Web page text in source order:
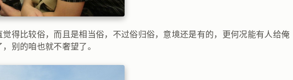
得比较俗，而且是相当俗，不过俗归俗，意境还是有的，更何况能有人给俺
别的咱也就不奢望了。